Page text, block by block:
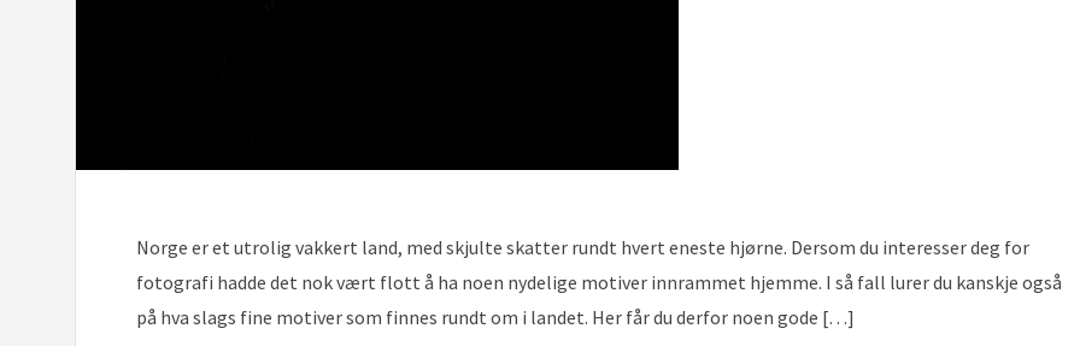
Norge er et utrolig vakkert land, med skjulte skatter rundt hvert eneste hjørne. Dersom du interesser deg for
fotografi hadde det nok vært flott å ha noen nydelige motiver innrammet hjemme. I så fall lurer du kanskje også
på hva slags fine motiver som finnes rundt om i landet. Her får du derfor noen gode […]